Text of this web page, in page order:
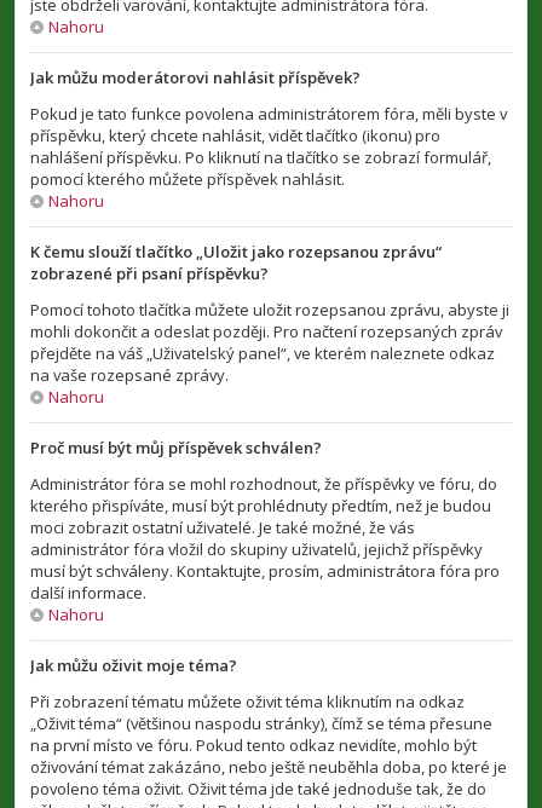
jste obdrželi varování, kontaktujte administrátora fóra.
Nahoru
Jak můžu moderátorovi nahlásit příspěvek?
Pokud je tato funkce povolena administrátorem fóra, měli byste v
příspěvku, který chcete nahlásit, vidět tlačítko (ikonu) pro
nahlášení příspěvku. Po kliknutí na tlačítko se zobrazí formulář,
pomocí kterého můžete příspěvek nahlásit.
Nahoru
K čemu slouží tlačítko „Uložit jako rozepsanou zprávu“
zobrazené při psaní příspěvku?
Pomocí tohoto tlačítka můžete uložit rozepsanou zprávu, abyste ji
mohli dokončit a odeslat později. Pro načtení rozepsaných zpráv
přejděte na váš „Uživatelský panel“, ve kterém naleznete odkaz
na vaše rozepsané zprávy.
Nahoru
Proč musí být můj příspěvek schválen?
Administrátor fóra se mohl rozhodnout, že příspěvky ve fóru, do
kterého přispíváte, musí být prohlédnuty předtím, než je budou
moci zobrazit ostatní uživatelé. Je také možné, že vás
administrátor fóra vložil do skupiny uživatelů, jejichž příspěvky
musí být schváleny. Kontaktujte, prosím, administrátora fóra pro
další informace.
Nahoru
Jak můžu oživit moje téma?
Při zobrazení tématu můžete oživit téma kliknutím na odkaz
„Oživit téma“ (většinou naspodu stránky), čímž se téma přesune
na první místo ve fóru. Pokud tento odkaz nevidíte, mohlo být
oživování témat zakázáno, nebo ještě neuběhla doba, po které je
povoleno téma oživit. Oživit téma jde také jednoduše tak, že do